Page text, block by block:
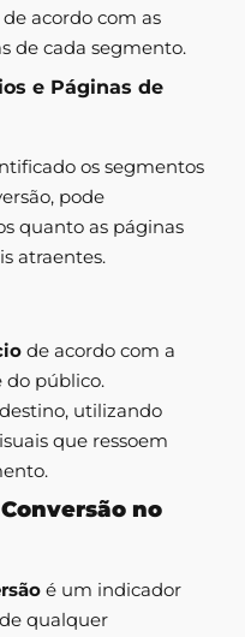
acordo com as
de cada segmento.
e Páginas de
os segmentos
pode
quanto as páginas
atraentes.
de acordo com a
do público.
utilizando
que ressoem
no
é um indicador
qualquer